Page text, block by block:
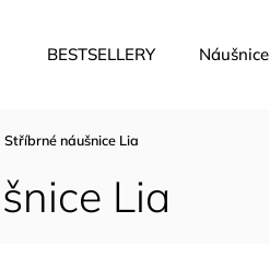
BESTSELLERY Náušnice
Stříbrné náušnice Lia
Lia